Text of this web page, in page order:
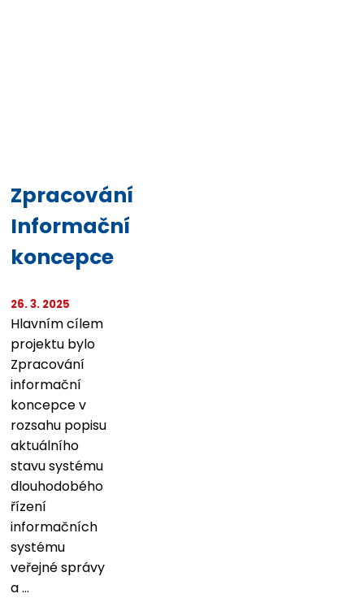
Zpracování
Informační
koncepce
26. 3. 2025
Hlavním cílem
projektu bylo
Zpracování
informační
koncepce v
rozsahu popisu
aktuálního
stavu systému
dlouhodobého
řízení
informačních
systému
veřejné správy
a ...